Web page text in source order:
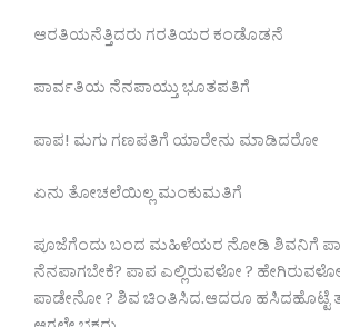
ಆರತಿಯನೆತ್ತಿದರು ಗರತಿಯರ ಕಂಡೊಡನೆ
ಪಾರ್ವತಿಯ ನೆನಪಾಯ್ತು ಭೂತಪತಿಗೆ
ಪಾಪ! ಮಗು ಗಣಪತಿಗೆ ಯಾರೇನು ಮಾಡಿದರೋ
ಏನು ತೋಚಲೆಯಿಲ್ಲ‌ ಮಂಕುಮತಿಗೆ
ಪೂಜೆಗೆಂದು ಬಂದ‌ ಮಹಿಳೆಯರ ನೋಡಿ ಶಿವನಿಗೆ
ನೆನಪಾಗಬೇಕೆ? ಪಾಪ ಎಲ್ಲಿರುವಳೋ ?
ಪಾಡೇನೋ ? ಶಿವ ಚಿಂತಿಸಿದ.ಆದರೂ ಹಸಿದಹೊಟ್ಟೆ ತಾಳ